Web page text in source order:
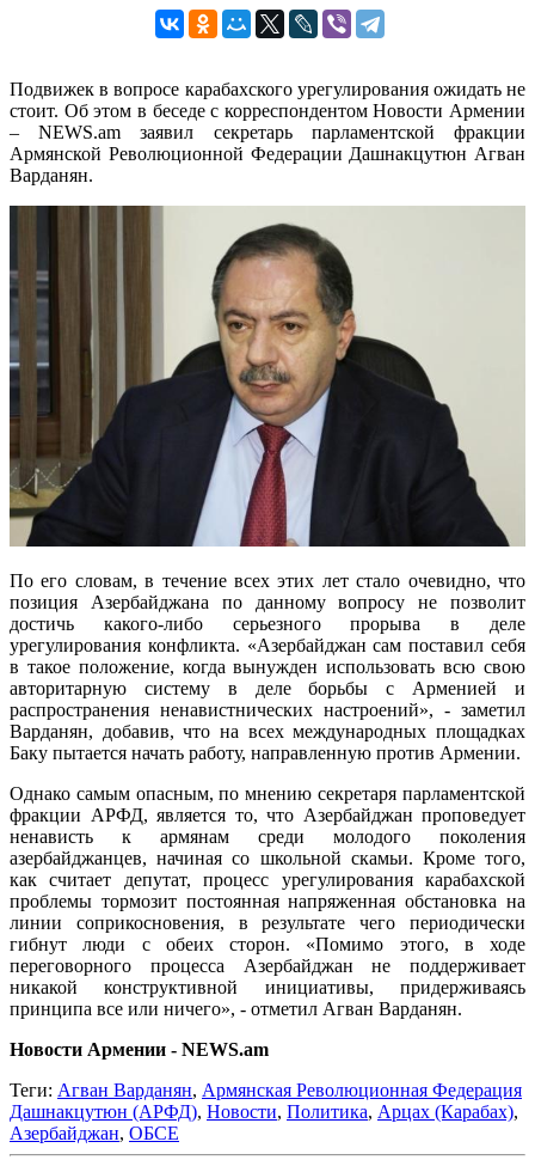
Подвижек в вопросе карабахского урегулирования ожидать не
стоит. Об этом в беседе с корреспондентом Новости Армении
– NEWS.am заявил секретарь парламентской фракции
Армянской Революционной Федерации Дашнакцутюн Агван
Варданян.
По его словам, в течение всех этих лет стало очевидно, что
позиция Азербайджана по данному вопросу не позволит
достичь какого-либо серьезного прорыва в деле
урегулирования конфликта. «Азербайджан сам поставил себя
в такое положение, когда вынужден использовать всю свою
авторитарную систему в деле борьбы с Арменией и
распространения ненавистнических настроений», - заметил
Варданян, добавив, что на всех международных площадках
Баку пытается начать работу, направленную против Армении.
Однако самым опасным, по мнению секретаря парламентской
фракции АРФД, является то, что Азербайджан проповедует
ненависть к армянам среди молодого поколения
азербайджанцев, начиная со школьной скамьи. Кроме того,
как считает депутат, процесс урегулирования карабахской
проблемы тормозит постоянная напряженная обстановка на
линии соприкосновения, в результате чего периодически
гибнут люди с обеих сторон. «Помимо этого, в ходе
переговорного процесса Азербайджан не поддерживает
никакой конструктивной инициативы, придерживаясь
принципа все или ничего», - отметил Агван Варданян.
Новости Армении - NEWS.am
Теги: Агван Варданян, Армянская Революционная Федерация
Дашнакцутюн (АРФД), Новости, Политика, Арцах (Карабах),
Азербайджан, ОБСЕ